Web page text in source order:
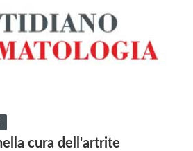
cura dell'artrite